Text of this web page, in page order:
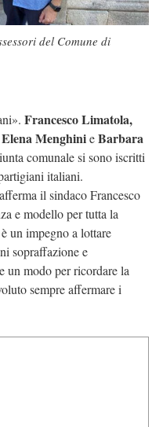
del Comune di
Francesco Limatola,
MenghinieBarbara
comunale si sono iscritti
italiani.
il sindaco Francesco
e modello per tutta la
un impegno a lottare
sopraffazione e
un modo per ricordare la
sempre affermare i